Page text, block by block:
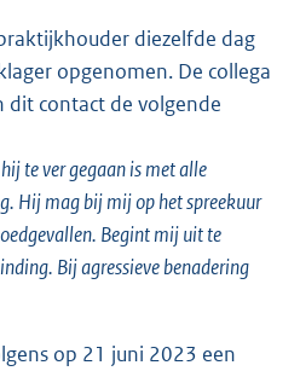
diezelfde dag
opgenomen. De collega
contact de volgende
te ver gegaan is met alle
Hij mag bij mij op het spreekuur
Begint mij uit te
Bij agressieve benadering
op 21 juni 2023 een